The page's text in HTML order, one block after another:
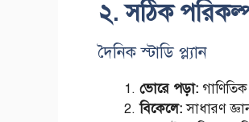
২. সঠিক
দৈনিক স্টাডি প্ল্যান
ভোরে পড়া:
বিকেলে:সাধারণ